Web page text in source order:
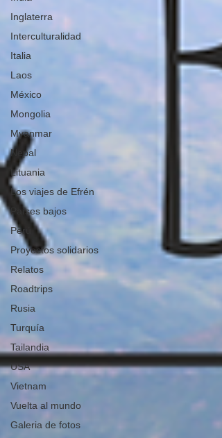
Inglaterra
Interculturalidad
Italia
Laos
México
Mongolia
Myanmar
Nepal
Lituania
Los viajes de Efrén
Países bajos
Perú
Proyectos solidarios
Relatos
Roadtrips
Rusia
Turquía
Tailandia
USA
Vietnam
Vuelta al mundo
Galeria de fotos